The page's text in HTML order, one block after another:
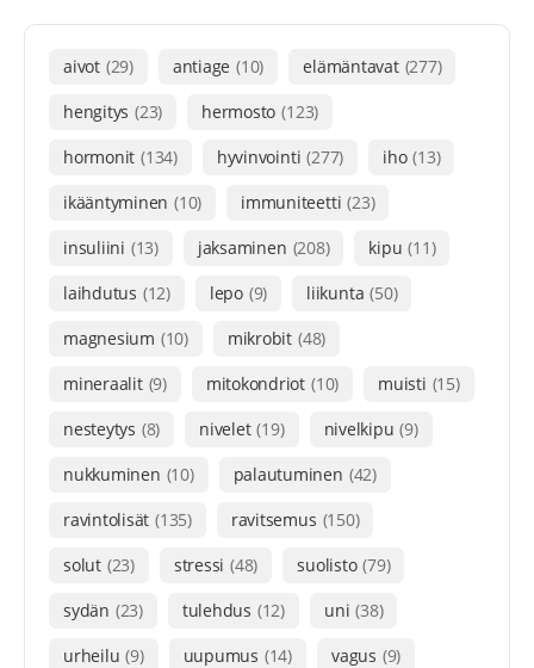
aivot (29) antiage (10) elämäntavat (277)
hengitys (23) hermosto (123)
hormonit (134) hyvinvointi (277) iho (13)
ikääntyminen (10) immuniteetti (23)
insuliini (13) jaksaminen (208) kipu (11)
laihdutus (12) lepo (9) liikunta (50)
magnesium (10) mikrobit (48)
mineraalit (9) mitokondriot (10) muisti (15)
nesteytys (8) nivelet (19) nivelkipu (9)
nukkuminen (10) palautuminen (42)
ravintolisät (135) ravitsemus (150)
solut (23) stressi (48) suolisto (79)
sydän (23) tulehdus (12) uni (38)
urheilu (9) uupumus (14) vagus (9)